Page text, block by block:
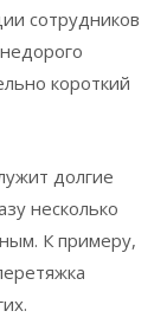
сотрудников
короткий
долгие
несколько
К примеру,